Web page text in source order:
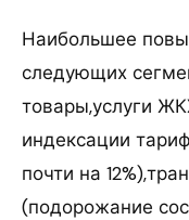
Наибольшее
следующих
товары,услуги
индексации
почти на
(подорожание